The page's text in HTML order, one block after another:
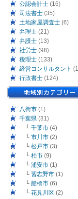
公認会計士 (16)
司法書士 (35)
土地家屋調査士 (6)
弁理士 (21)
弁護士 (13)
社労士 (98)
税理士 (133)
経営コンサルタント
行政書士 (124)
八街市 (1)
千葉県 (31)
└ 千葉市 (4)
└ 市川市 (2)
└ 松戸市 (3)
└ 柏市 (9)
└ 浦安市 (1)
└ 習志野市 (1)
└ 船橋市 (6)
└ 花見川区 (2)